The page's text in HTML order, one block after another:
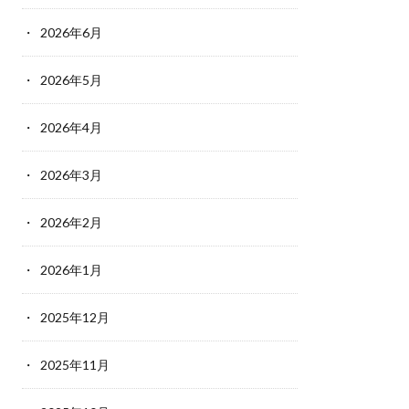
2026年6月
2026年5月
2026年4月
2026年3月
2026年2月
2026年1月
2025年12月
2025年11月